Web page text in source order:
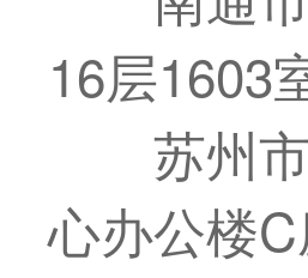
16层1603
苏州
心办公楼